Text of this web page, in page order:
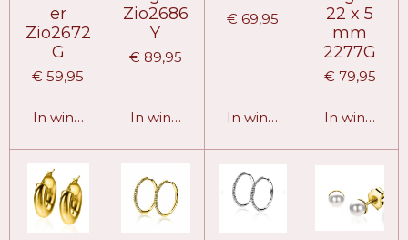
er
Zio2672
G
€ 59,95
In winkelwagen
Zio2686
Y
€ 89,95
In winkelwagen
€ 69,95
In winkelwagen
22 x 5
mm
2277G
€ 79,95
In